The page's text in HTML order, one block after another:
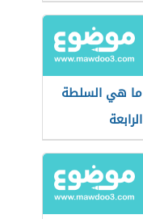
ما هي السلطة
الرابعة